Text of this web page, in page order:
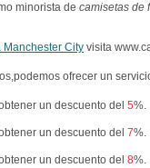
minorista de camisetas de
Manchester City visita
ofrecer un
un descuento del 5%.
un descuento del 7%.
un descuento del 8%.